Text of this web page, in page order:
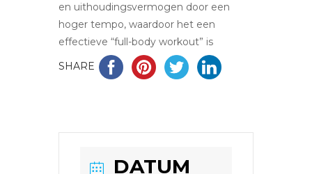
en uithoudingsvermogen door een
hoger tempo, waardoor het een
effectieve “full-body workout” is
SHARE
DATUM